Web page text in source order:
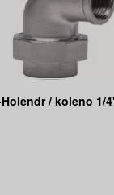
Holendr / koleno 1/